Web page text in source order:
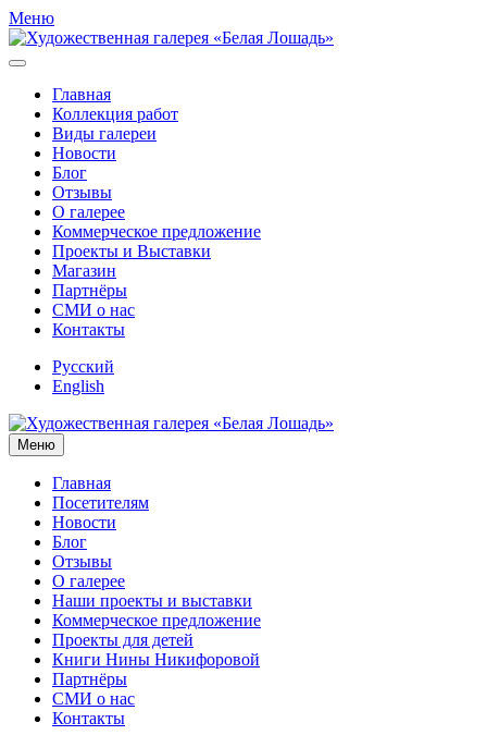
Меню
Главная
Коллекция работ
Виды галереи
Новости
Блог
Отзывы
О галерее
Коммерческое предложение
Проекты и Выставки
Магазин
Партнёры
СМИ о нас
Контакты
Русский
English
Меню
Главная
Посетителям
Новости
Блог
Отзывы
О галерее
Наши проекты и выставки
Коммерческое предложение
Проекты для детей
Книги Нины Никифоровой
Партнёры
СМИ о нас
Контакты